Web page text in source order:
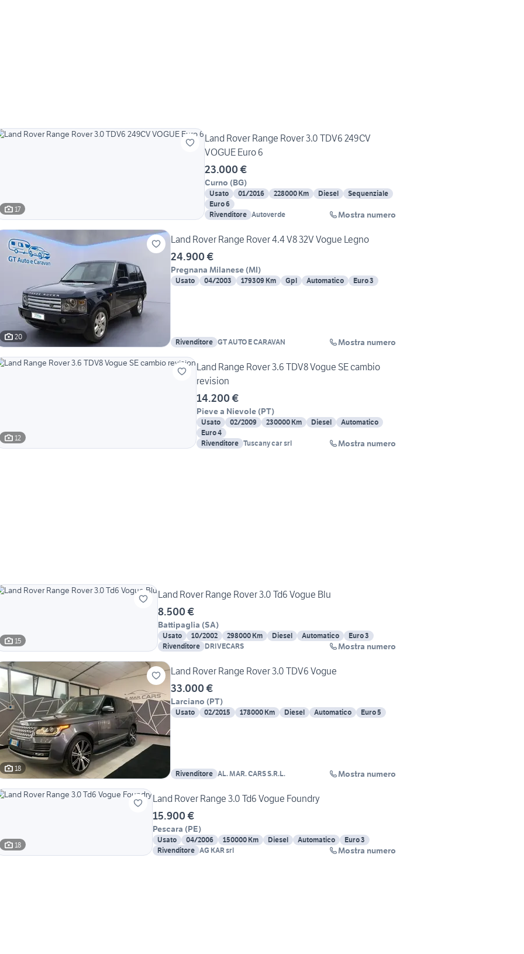
17
Land Rover Range Rover 3.0 TDV6 249CV
VOGUE Euro 6
23.000 €
Curno (BG)
Usato 01/2016 228000 Km Diesel
Sequenziale
Euro 6
Rivenditore Autoverde Mostra numero
20
Land Rover Range Rover 4.4 V8 32V Vogue Legno
24.900 €
Pregnana Milanese (MI)
Usato 04/2003 179309 Km Gpl Automatico Euro 3
Rivenditore GT AUTO E CARAVAN Mostra numero
12
Land Range Rover 3.6 TDV8 Vogue SE cambio
revision
14.200 €
Pieve a Nievole (PT)
Usato 02/2009 230000 Km Diesel
Automatico
Euro 4
Rivenditore Tuscany car srl Mostra numero
15
Land Rover Range Rover 3.0 Td6 Vogue Blu
8.500 €
Battipaglia (SA)
Usato 10/2002 298000 Km Diesel Automatico
Euro 3
Rivenditore DRIVECARS Mostra numero
18
Land Rover Range Rover 3.0 TDV6 Vogue
33.000 €
Larciano (PT)
Usato 02/2015 178000 Km Diesel Automatico Euro 5
Rivenditore AL. MAR. CARS S.R.L. Mostra numero
18
Land Rover Range 3.0 Td6 Vogue Foundry
15.900 €
Pescara (PE)
Usato 04/2006 150000 Km Diesel Automatico
Euro 3
Rivenditore AG KAR srl Mostra numero